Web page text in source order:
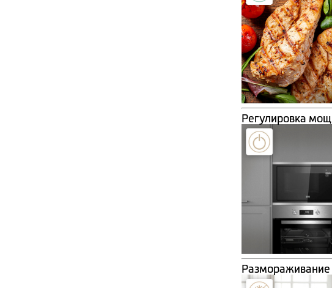
Регулировка
Размораживание